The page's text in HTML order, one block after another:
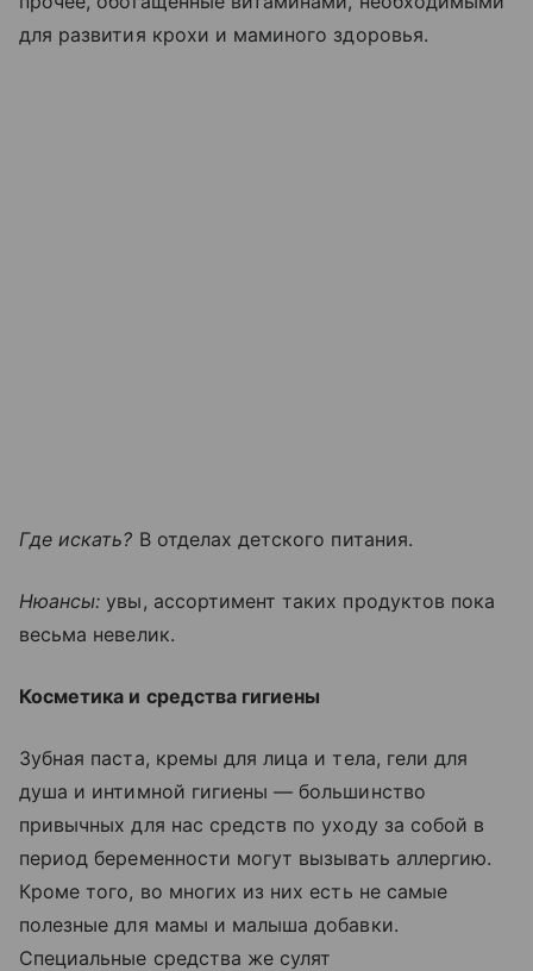
для развития крохи и маминого здоровья.
Где искать? В отделах детского питания.
Нюансы: увы, ассортимент таких продуктов пока
весьма невелик.
Косметика и средства гигиены
Зубная паста, кремы для лица и тела, гели для
душа и интимной гигиены — большинство
привычных для нас средств по уходу за собой в
период беременности могут вызывать аллергию.
Кроме того, во многих из них есть не самые
полезные для мамы и малыша добавки.
Специальные средства же сулят